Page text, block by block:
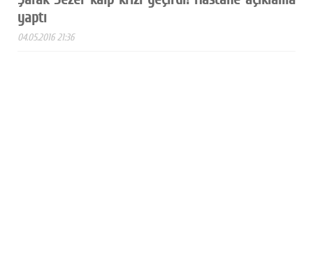
yaptı
04.05.2016 21:36